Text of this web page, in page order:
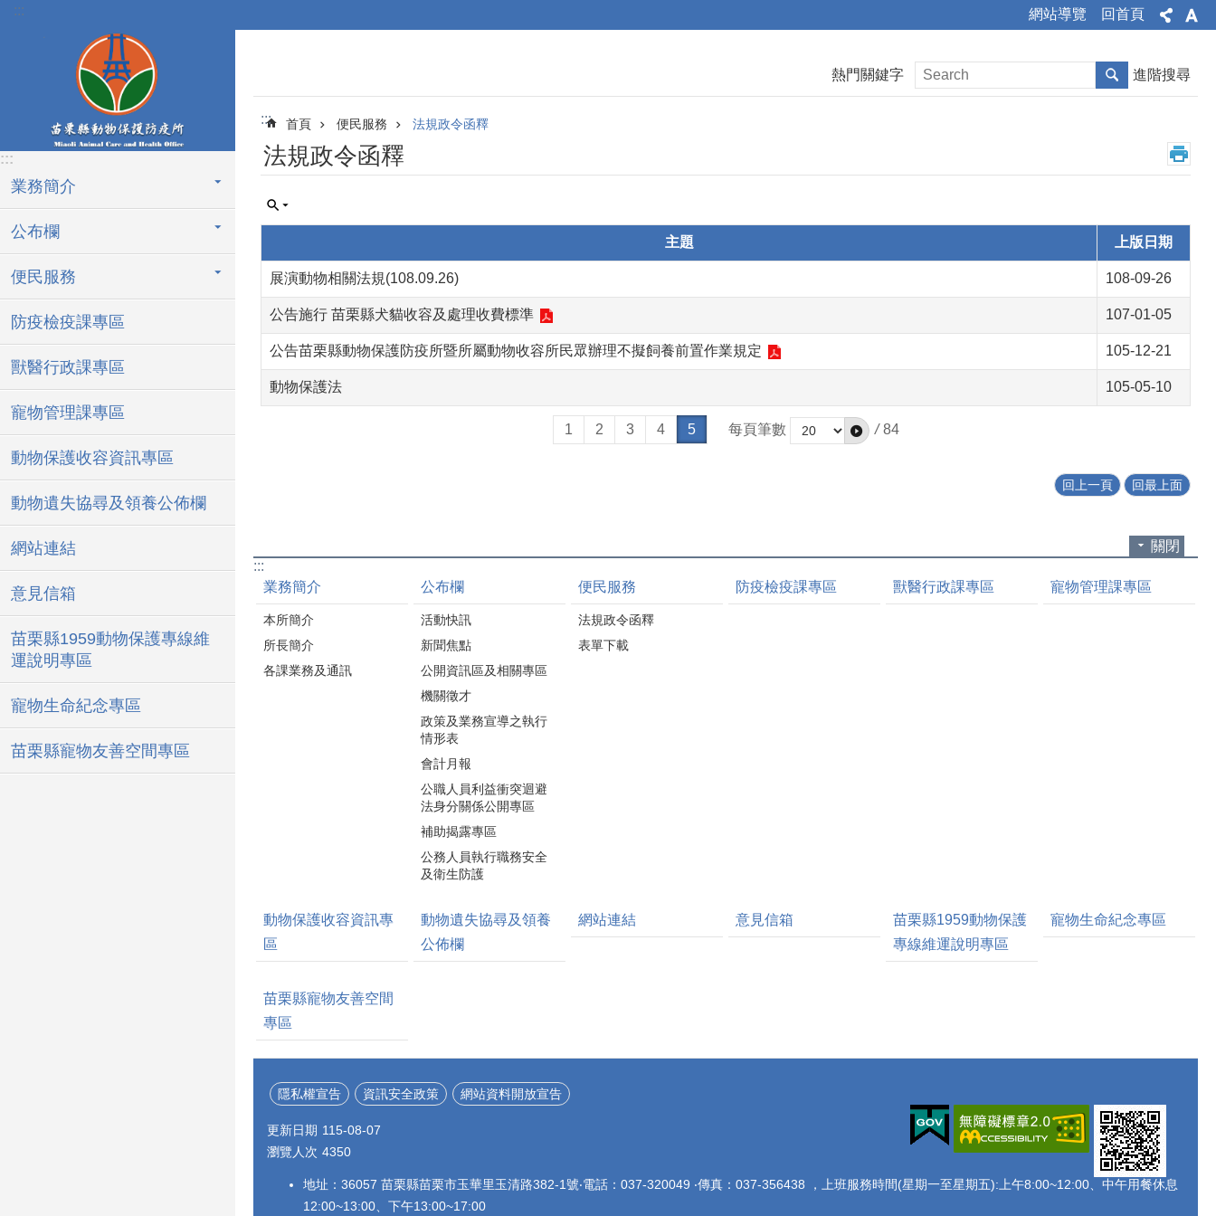
跳到主要內容區塊
::: 網站導覽 回首頁
:::
業務簡介
公布欄
便民服務
防疫檢疫課專區
獸醫行政課專區
寵物管理課專區
動物保護收容資訊專區
動物遺失協尋及領養公佈欄
網站連結
意見信箱
苗栗縣1959動物保護專線維
運說明專區
寵物生命紀念專區
苗栗縣寵物友善空間專區
熱門關鍵字 進階搜尋
::: 首頁 便民服務 法規政令函釋
法規政令函釋
主題 上版日期
展演動物相關法規(108.09.26) 108-09-26
公告施行 苗栗縣犬貓收容及處理收費標準 107-01-05
公告苗栗縣動物保護防疫所暨所屬動物收容所民眾辦理不擬飼養前置作業規定 105-12-21
動物保護法 105-05-10
1 2 3 4 5 每頁筆數 / 84
回上一頁 回最上面
關閉
:::
業務簡介
本所簡介
所長簡介
各課業務及通訊
公布欄
活動快訊
新聞焦點
公開資訊區及相關專區
機關徵才
政策及業務宣導之執行
情形表
會計月報
公職人員利益衝突迴避
法身分關係公開專區
補助揭露專區
公務人員執行職務安全
及衛生防護
便民服務
法規政令函釋
表單下載
防疫檢疫課專區 獸醫行政課專區 寵物管理課專區
動物保護收容資訊專
區
動物遺失協尋及領養
公佈欄
網站連結 意見信箱
苗栗縣1959動物保護
專線維運說明專區
寵物生命紀念專區
苗栗縣寵物友善空間
專區
隱私權宣告 資訊安全政策 網站資料開放宣告
更新日期 115-08-07
瀏覽人次 4350
地址：36057 苗栗縣苗栗市玉華里玉清路382-1號‧電話：037-320049 ‧傳真：037-356438 ，上班服務時間(星期一至星期五):上午8:00~12:00、中午用餐休息
12:00~13:00、下午13:00~17:00